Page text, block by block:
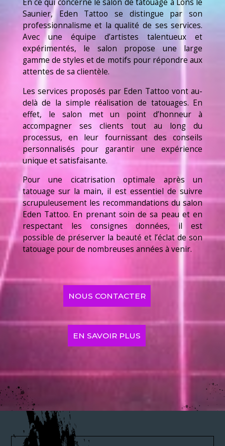
En ce qui concerne le salon de tatouage à Lons le
Saunier, Eden Tattoo se distingue par son
professionnalisme et la qualité de ses services.
Avec une équipe d’artistes talentueux et
expérimentés, le salon propose une large
gamme de styles et de motifs pour répondre aux
attentes de sa clientèle.
Les services proposés par Eden Tattoo vont au-
delà de la simple réalisation de tatouages. En
effet, le salon met un point d’honneur à
accompagner ses clients tout au long du
processus, en leur fournissant des conseils
personnalisés pour garantir une expérience
unique et satisfaisante.
Pour une cicatrisation optimale après un
tatouage sur la main, il est essentiel de suivre
scrupuleusement les recommandations du salon
Eden Tattoo. En prenant soin de sa peau et en
respectant les consignes données, il est
possible de préserver la beauté et l’éclat de son
tatouage pour de nombreuses années à venir.
NOUS CONTACTER
EN SAVOIR PLUS